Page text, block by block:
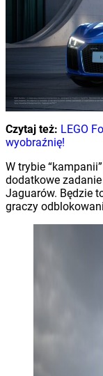
Czytaj też: LEGO
wyobraźnię!
W trybie
dodatkowe
Jaguarów. Będzie
graczy